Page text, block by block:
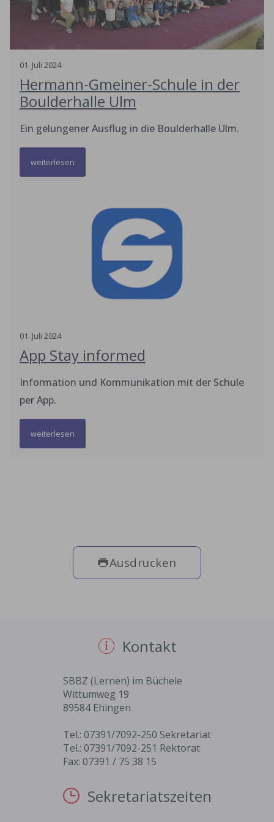
01. Juli 2024
Hermann-Gmeiner-Schule in der
Boulderhalle Ulm
Ein gelungener Ausflug in die Boulderhalle Ulm.
weiterlesen
01. Juli 2024
App Stay informed
Information und Kommunikation mit der Schule
per App.
weiterlesen
Ausdrucken
Kontakt
SBBZ (Lernen) im Büchele
Wittumweg 19
89584 Ehingen
Tel.: 07391/7092-250 Sekretariat
Tel.: 07391/7092-251 Rektorat
Fax: 07391 / 75 38 15
Sekretariatszeiten